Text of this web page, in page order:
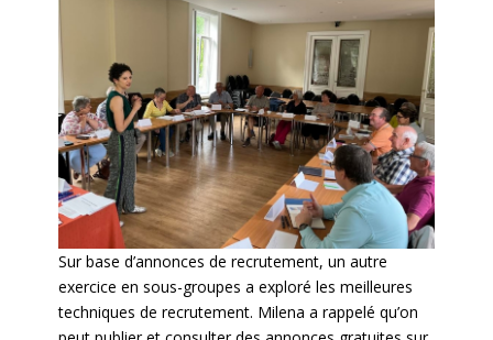
Sur base d’annonces de recrutement, un autre
exercice en sous-groupes a exploré les meilleures
techniques de recrutement. Milena a rappelé qu’on